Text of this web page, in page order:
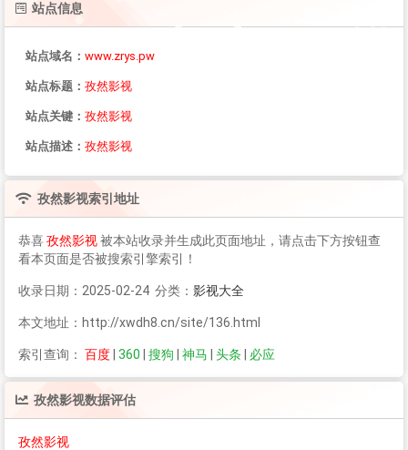
站点信息
站点域名： www.zrys.pw
站点标题： 孜然影视
站点关键： 孜然影视
站点描述： 孜然影视
孜然影视索引地址
恭喜孜然影视被本站收录并生成此页面地址，请点击下方按钮查
看本页面是否被搜索引擎索引！
收录日期：2025-02-24 分类： 影视大全
本文地址：http://xwdh8.cn/site/136.html
索引查询： 百度 360 搜狗 神马 头条 必应
孜然影视数据评估
孜然影视